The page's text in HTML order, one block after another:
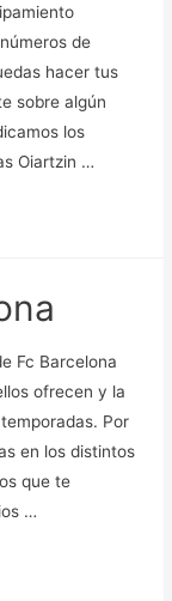
de
hacer tus
sobre algún
los
Oiartzin …
Fc Barcelona
ofrecen y la
Por
en los distintos
que te
…